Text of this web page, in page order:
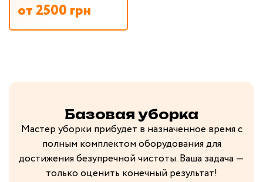
от 2500 грн
Базовая уборка
Мастер уборки прибудет в назначенное время с
полным комплектом оборудования для
достижения безупречной чистоты. Ваша задача —
только оценить конечный результат!